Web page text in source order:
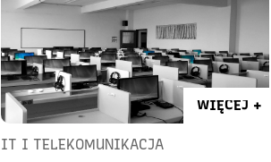
WIĘCEJ +
IT I TELEKOMUNIKACJA